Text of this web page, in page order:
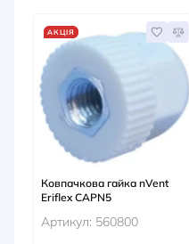
АКЦІЯ
Ковпачкова гайка nVent
Eriflex CAPN5
Артикул: 560800